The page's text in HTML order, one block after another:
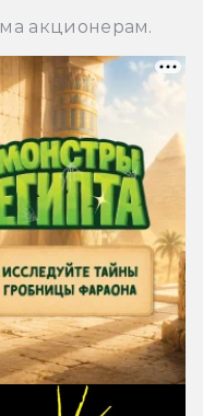
акционерам.